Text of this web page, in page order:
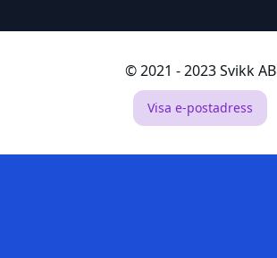
© 2021 - 2023 Svikk AB
Visa e-postadress